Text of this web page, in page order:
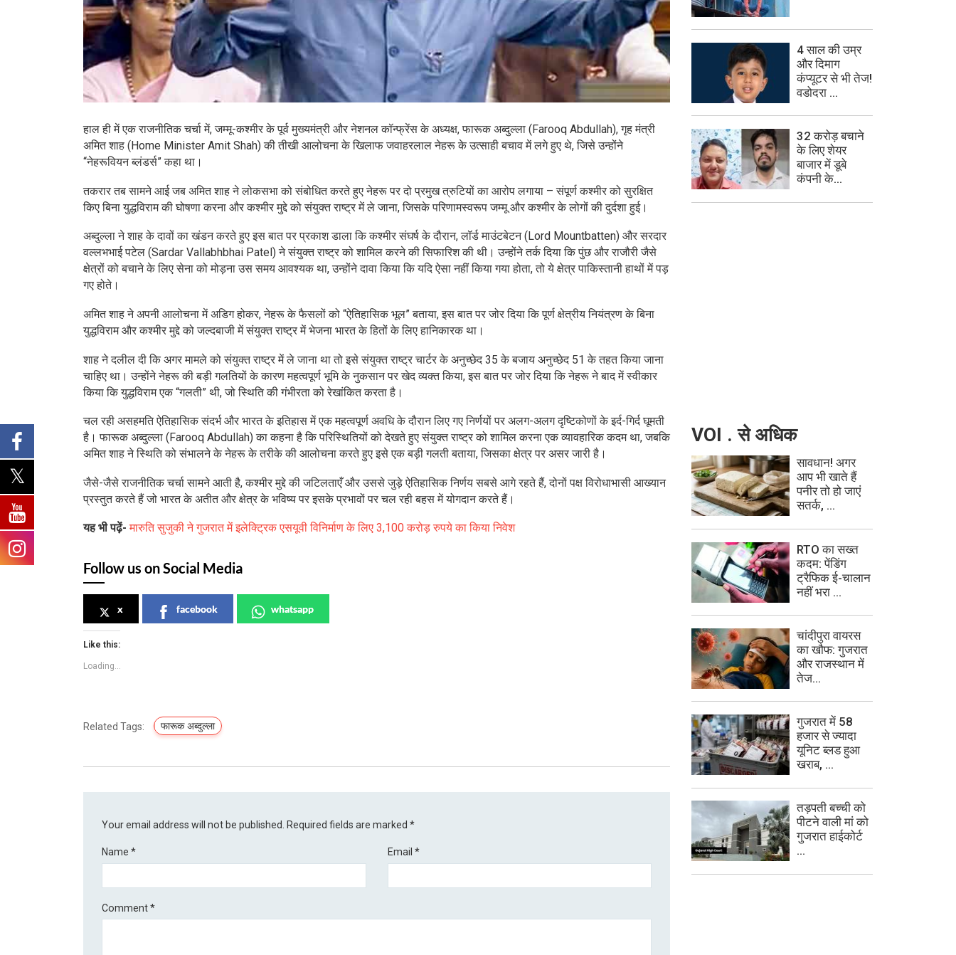
हाल ही में एक राजनीतिक चर्चा में, जम्मू-कश्मीर के पूर्व मुख्यमंत्री और नेशनल कॉन्फ्रेंस के अध्यक्ष, फारूक अब्दुल्ला (Farooq Abdullah), गृह मंत्री
अमित शाह (Home Minister Amit Shah) की तीखी आलोचना के खिलाफ जवाहरलाल नेहरू के उत्साही बचाव में लगे हुए थे, जिसे उन्होंने
“नेहरूवियन ब्लंडर्स” कहा था।
तकरार तब सामने आई जब अमित शाह ने लोकसभा को संबोधित करते हुए नेहरू पर दो प्रमुख त्रुटियों का आरोप लगाया – संपूर्ण कश्मीर को सुरक्षित
किए बिना युद्धविराम की घोषणा करना और कश्मीर मुद्दे को संयुक्त राष्ट्र में ले जाना, जिसके परिणामस्वरूप जम्मू और कश्मीर के लोगों की दुर्दशा हुई।
अब्दुल्ला ने शाह के दावों का खंडन करते हुए इस बात पर प्रकाश डाला कि कश्मीर संघर्ष के दौरान, लॉर्ड माउंटबेटन (Lord Mountbatten) और सरदार
वल्लभभाई पटेल (Sardar Vallabhbhai Patel) ने संयुक्त राष्ट्र को शामिल करने की सिफारिश की थी। उन्होंने तर्क दिया कि पुंछ और राजौरी जैसे
क्षेत्रों को बचाने के लिए सेना को मोड़ना उस समय आवश्यक था, उन्होंने दावा किया कि यदि ऐसा नहीं किया गया होता, तो ये क्षेत्र पाकिस्तानी हाथों में पड़
गए होते।
अमित शाह ने अपनी आलोचना में अडिग होकर, नेहरू के फैसलों को “ऐतिहासिक भूल” बताया, इस बात पर जोर दिया कि पूर्ण क्षेत्रीय नियंत्रण के बिना
युद्धविराम और कश्मीर मुद्दे को जल्दबाजी में संयुक्त राष्ट्र में भेजना भारत के हितों के लिए हानिकारक था।
शाह ने दलील दी कि अगर मामले को संयुक्त राष्ट्र में ले जाना था तो इसे संयुक्त राष्ट्र चार्टर के अनुच्छेद 35 के बजाय अनुच्छेद 51 के तहत किया जाना
चाहिए था। उन्होंने नेहरू की बड़ी गलतियों के कारण महत्वपूर्ण भूमि के नुकसान पर खेद व्यक्त किया, इस बात पर जोर दिया कि नेहरू ने बाद में स्वीकार
किया कि युद्धविराम एक “गलती” थी, जो स्थिति की गंभीरता को रेखांकित करता है।
चल रही असहमति ऐतिहासिक संदर्भ और भारत के इतिहास में एक महत्वपूर्ण अवधि के दौरान लिए गए निर्णयों पर अलग-अलग दृष्टिकोणों के इर्द-गिर्द घूमती
है। फारूक अब्दुल्ला (Farooq Abdullah) का कहना है कि परिस्थितियों को देखते हुए संयुक्त राष्ट्र को शामिल करना एक व्यावहारिक कदम था, जबकि
अमित शाह ने स्थिति को संभालने के नेहरू के तरीके की आलोचना करते हुए इसे एक बड़ी गलती बताया, जिसका क्षेत्र पर असर जारी है।
जैसे-जैसे राजनीतिक चर्चा सामने आती है, कश्मीर मुद्दे की जटिलताएँ और उससे जुड़े ऐतिहासिक निर्णय सबसे आगे रहते हैं, दोनों पक्ष विरोधाभासी आख्यान
प्रस्तुत करते हैं जो भारत के अतीत और क्षेत्र के भविष्य पर इसके प्रभावों पर चल रही बहस में योगदान करते हैं।
यह भी पढ़ें- मारुति सुजुकी ने गुजरात में इलेक्ट्रिक एसयूवी विनिर्माण के लिए 3,100 करोड़ रुपये का किया निवेश
Follow us on Social Media
x facebook whatsapp
Like this:
Loading...
Related Tags: फारूक अब्दुल्ला
Your email address will not be published. Required fields are marked*
Name* Email *
Comment*
4 साल की उम्र
और दिमाग
कंप्यूटर से भी तेज!
वडोदरा ...
32 करोड़ बचाने
के लिए शेयर
बाजार में डूबे
कंपनी के...
VOI . से अधिक
सावधान! अगर
आप भी खाते हैं
पनीर तो हो जाएं
सतर्क, ...
RTO का सख्त
कदम: पेंडिंग
ट्रैफिक ई-चालान
नहीं भरा ...
चांदीपुरा वायरस
का खौफ: गुजरात
और राजस्थान में
तेज...
गुजरात में 58
हजार से ज्यादा
यूनिट ब्लड हुआ
खराब, ...
तड़पती बच्ची को
पीटने वाली मां को
गुजरात हाईकोर्ट
...